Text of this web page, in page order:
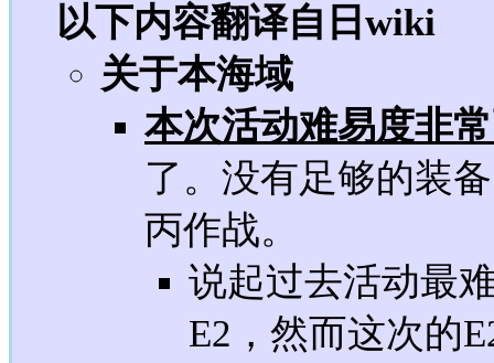
以下内容翻译自日wiki
关于本海域
本次活动难易度非
了。没有足够的装
丙作战。
说起过去活动最
E2，然而这次的